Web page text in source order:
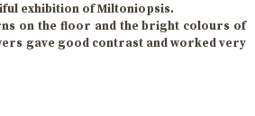
exhibition of Miltoniopsis.
on the floor and the bright colours of
gave good contrast and worked very